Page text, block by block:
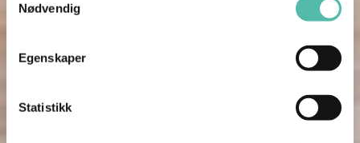
Nødvendig
Egenskaper
Statistikk